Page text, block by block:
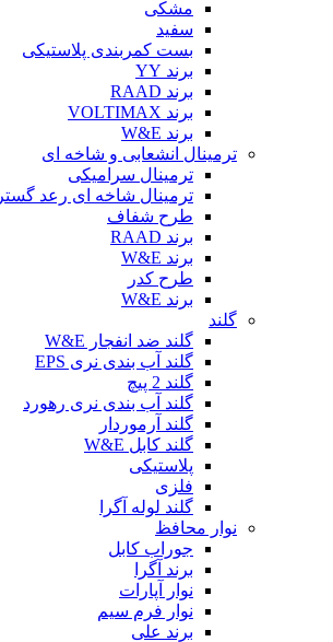
مشکی
سفید
بست کمربندی پلاستیکی
برند YY
برند RAAD
برند VOLTIMAX
برند W&E
ترمینال انشعابی و شاخه ای
ترمینال سرامیکی
ترمینال شاخه ای رعد گستر
طرح شفاف
برند RAAD
برند W&E
طرح کدر
برند W&E
گلند
گلند ضد انفجار W&E
گلند آب بندی نری EPS
گلند 2 پیچ
گلند آب بندی نری رهورد
گلند آرموردار
گلند کابل W&E
پلاستیکی
فلزی
گلند لوله آگرا
نوار محافظ
جوراب کابل
برند آگرا
نوار آپارات
نوار فرم سیم
برند علی